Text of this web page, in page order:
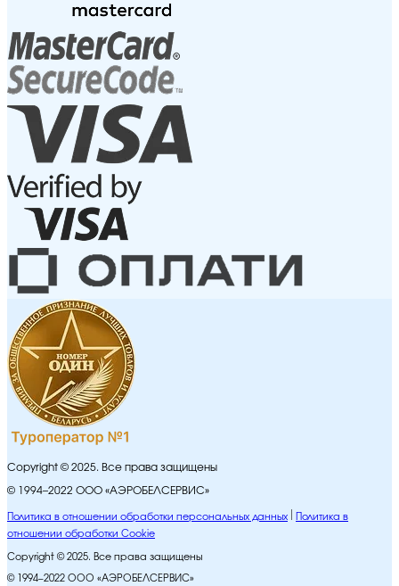
Copyright © 2025. Все права защищены
© 1994–2022 ООО «АЭРОБЕЛСЕРВИС»
Политика в отношении обработки персональных данных
Политика в
отношении обработки Cookie
Copyright © 2025. Все права защищены
© 1994–2022 ООО «АЭРОБЕЛСЕРВИС»